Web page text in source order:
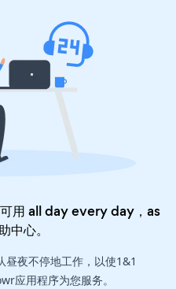
用 all day every day，as
中心。
昼夜不停地工作，以使1&1
应用程序为您服务。